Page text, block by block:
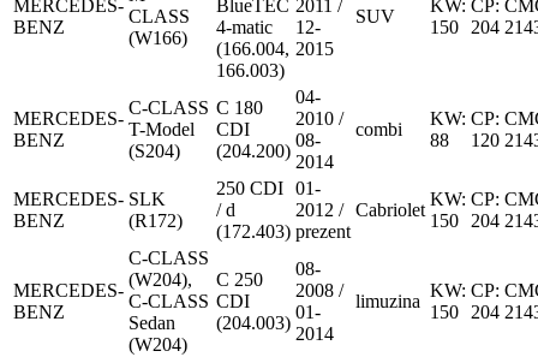
MERCEDES-
BENZ
CLASS
(W166)
BlueTEC
4-matic
(166.004,
166.003)
2011 /
12-
2015
SUV
KW:
150
CP:
204
MERCEDES-
BENZ
C-CLASS
T-Model
(S204)
C 180
CDI
(204.200)
04-
2010 /
08-
2014
combi
KW:
88
CP:
120
MERCEDES-
BENZ
SLK
(R172)
250 CDI
/ d
(172.403)
01-
2012 /
prezent
Cabriolet
KW:
150
CP:
204
MERCEDES-
BENZ
C-CLASS
(W204),
C-CLASS
Sedan
(W204)
C 250
CDI
(204.003)
08-
2008 /
01-
2014
limuzina
KW:
150
CP:
204